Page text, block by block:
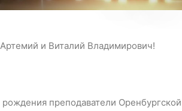
и Виталий Владимирович!
преподаватели